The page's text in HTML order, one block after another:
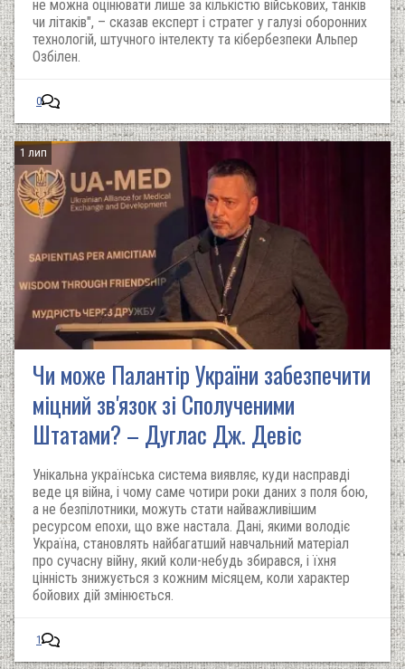
не можна оцінювати лише за кількістю військових, танків
чи літаків", – сказав експерт і стратег у галузі оборонних
технологій, штучного інтелекту та кібербезпеки Альпер
Озбілен.
0
1 лип
Чи може Палантір України забезпечити
міцний зв'язок зі Сполученими
Штатами? – Дуглас Дж. Девіс
Унікальна українська система виявляє, куди насправді
веде ця війна, і чому саме чотири роки даних з поля бою,
а не безпілотники, можуть стати найважливішим
ресурсом епохи, що вже настала. Дані, якими володіє
Україна, становлять найбагатший навчальний матеріал
про сучасну війну, який коли-небудь збирався, і їхня
цінність знижується з кожним місяцем, коли характер
бойових дій змінюється.
1